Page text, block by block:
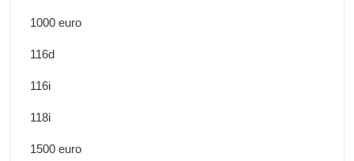
1000 euro
116d
116i
118i
1500 euro